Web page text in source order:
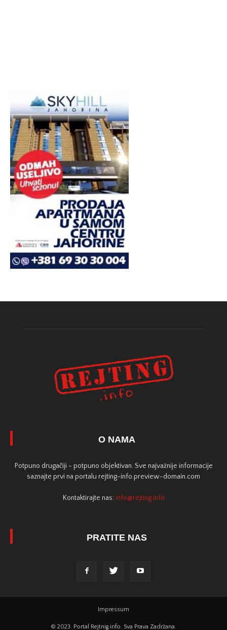
O NAMA
Potpuno drugačiji - potpuno objektivan. Sve najvažnije informacije
saznajte prvi na portalu rejting-info.preview-domain.com
Kontaktirajte nas: info@rejting.info
PRATITE NAS
Impressum
© 2023. Portal Rejtnig.info. Sva Prava Zadržana.